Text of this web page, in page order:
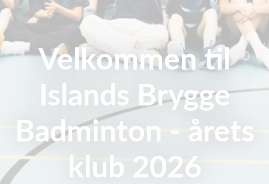
Velkommen til
Islands Brygge
Badminton - årets
klub 2026